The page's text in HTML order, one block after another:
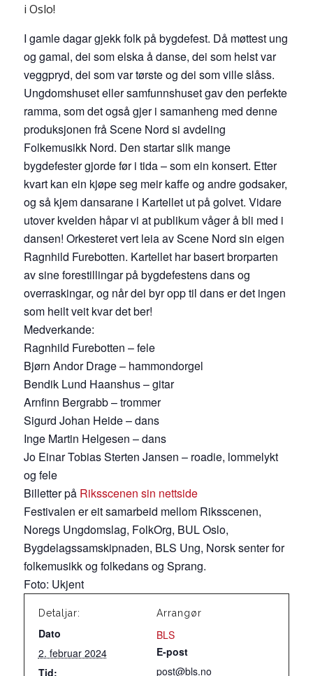
i Oslo!
I gamle dagar gjekk folk på bygdefest. Då møttest ung
og gamal, dei som elska å danse, dei som helst var
veggpryd, dei som var tørste og dei som ville slåss.
Ungdomshuset eller samfunnshuset gav den perfekte
ramma, som det også gjer i samanheng med denne
produksjonen frå Scene Nord si avdeling
Folkemusikk Nord. Den startar slik mange
bygdefester gjorde før i tida – som ein konsert. Etter
kvart kan ein kjøpe seg meir kaffe og andre godsaker,
og så kjem dansarane i Kartellet ut på golvet. Vidare
utover kvelden håpar vi at publikum våger å bli med i
dansen! Orkesteret vert leia av Scene Nord sin eigen
Ragnhild Furebotten. Kartellet har basert brorparten
av sine forestillingar på bygdefestens dans og
overraskingar, og når dei byr opp til dans er det ingen
som heilt veit kvar det ber!
Medverkande:
Ragnhild Furebotten – fele
Bjørn Andor Drage – hammondorgel
Bendik Lund Haanshus – gitar
Arnfinn Bergrabb – trommer
Sigurd Johan Heide – dans
Inge Martin Helgesen – dans
Jo Einar Tobias Sterten Jansen – roadie, lommelykt
og fele
Billetter på Riksscenen sin nettside
Festivalen er eit samarbeid mellom Riksscenen,
Noregs Ungdomslag, FolkOrg, BUL Oslo,
Bygdelagssamskipnaden, BLS Ung, Norsk senter for
folkemusikk og folkedans og Sprang.
Foto: Ukjent
Detaljar:
Dato
2. februar 2024
Tid:
Arrangør
BLS
E-post
post@bls.no